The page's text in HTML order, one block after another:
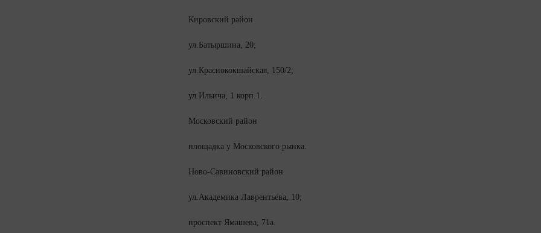
Кировский район
ул.Батыршина, 20;
ул.Краснококшайская, 150/2;
ул.Ильича, 1 корп.1.
Московский район
площадка у Московского рынка.
Ново-Савиновский район
ул.Академика Лаврентьева, 10;
проспект Ямашева, 71а.